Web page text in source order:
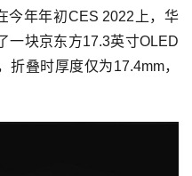
今年年初CES 2022上，华
一块京东方17.3英寸OLED
折叠时厚度仅为17.4mm，